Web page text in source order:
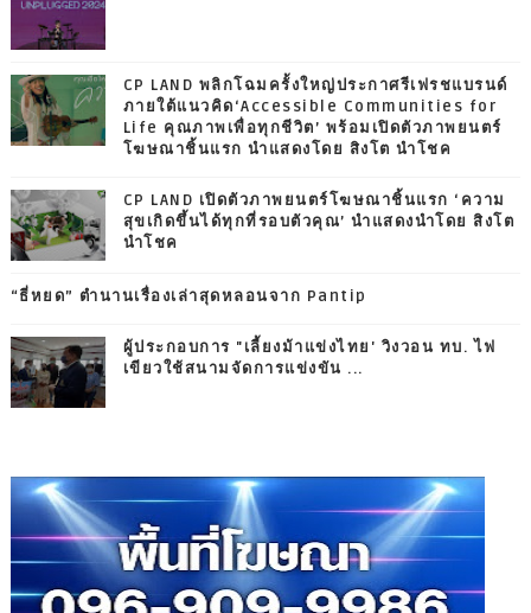
CP LAND พลิกโฉมครั้งใหญ่ประกาศรีเฟรชแบรนด์
ภายใต้แนวคิด‘Accessible Communities for
Life คุณภาพเพื่อทุกชีวิต’ พร้อมเปิดตัวภาพยนตร์
โฆษณาชิ้นแรก นำแสดงโดย สิงโต นำโชค
CP LAND เปิดตัวภาพยนตร์โฆษณาชิ้นแรก ‘ความ
สุขเกิดขึ้นได้ทุกที่รอบตัวคุณ’ นำแสดงนำโดย สิงโต
นำโชค
“ธี่หยด” ตำนานเรื่องเล่าสุดหลอนจาก Pantip
ผู้ประกอบการ "เลี้ยงม้าแข่งไทย' วิงวอน ทบ. ไฟ
เขียวใช้สนามจัดการแข่งขัน ...